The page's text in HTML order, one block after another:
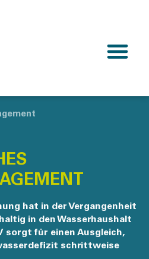
hat in der Vergangenheit
in den Wasserhaushalt
sorgt für einen Ausgleich,
schrittweise